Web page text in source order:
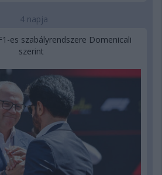
4 napja
es szabályrendszere Domenicali
szerint